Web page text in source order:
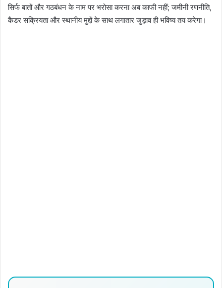
सिर्फ बातों और गठबंधन के नाम पर भरोसा करना अब काफी नहीं; जमीनी रणनीति,
कैडर सक्रियता और स्थानीय मुद्दों के साथ लगातार जुड़ाव ही भविष्य तय करेगा।